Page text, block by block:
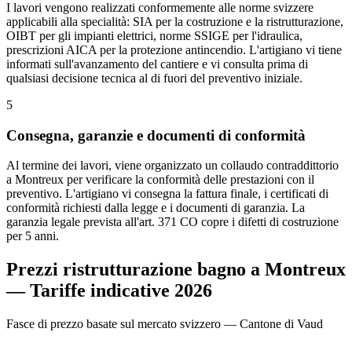
I lavori vengono realizzati conformemente alle norme svizzere
applicabili alla specialità: SIA per la costruzione e la ristrutturazione,
OIBT per gli impianti elettrici, norme SSIGE per l'idraulica,
prescrizioni AICA per la protezione antincendio. L'artigiano vi tiene
informati sull'avanzamento del cantiere e vi consulta prima di
qualsiasi decisione tecnica al di fuori del preventivo iniziale.
5
Consegna, garanzie e documenti di conformità
Al termine dei lavori, viene organizzato un collaudo contraddittorio
a Montreux per verificare la conformità delle prestazioni con il
preventivo. L'artigiano vi consegna la fattura finale, i certificati di
conformità richiesti dalla legge e i documenti di garanzia. La
garanzia legale prevista all'art. 371 CO copre i difetti di costruzione
per 5 anni.
Prezzi ristrutturazione bagno a Montreux
— Tariffe indicative 2026
Fasce di prezzo basate sul mercato svizzero — Cantone di Vaud